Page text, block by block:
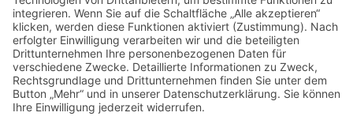
Gipfelkreuz
Im Rahmen des Frühlingsfestes in Steina wird am Sonntag, den 5.
Mai 2024, 9.30 Uhr auf gemeindeeigenem Grundstück auf dem
Schwedenstein ein Gipfelkreuz durch den Deutschen Alpenverein,
Sektion Gipfelkreuz, aufgestellt. Anschließend findet ein
Berggottesdienst statt.